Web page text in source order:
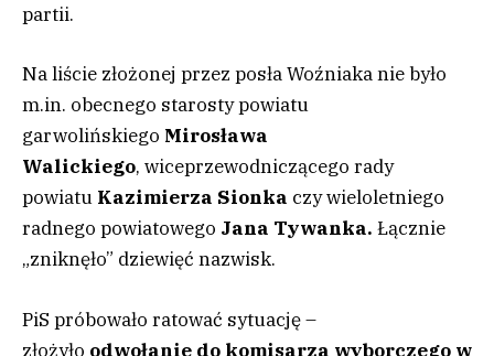
partii.
Na liście złożonej przez posła Woźniaka nie było
m.in. obecnego starosty powiatu
garwolińskiego Mirosława
Walickiego, wiceprzewodniczącego rady
powiatu Kazimierza Sionka czy wieloletniego
radnego powiatowego Jana Tywanka. Łącznie
„zniknęło” dziewięć nazwisk.
PiS próbowało ratować sytuację –
złożyło odwołanie do komisarza wyborczego w